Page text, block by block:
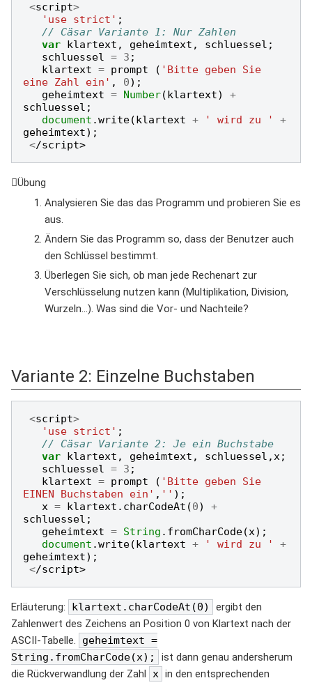
<script>
'use strict' ;
// Cäsar Variante 1: Nur Zahlen
var klartext , geheimtext , schluessel ;
schluessel = 3 ;
klartext = prompt ( 'Bitte geben Sie
eine Zahl ein' , 0);
geheimtext = Number(klartext)
+
schluessel ;
document .write(klartext + ' wird zu '
+
geheimtext);
</script>
Übung
Analysieren Sie das das Programm und probieren Sie es
aus.
Ändern Sie das Programm so, dass der Benutzer auch
den Schlüssel bestimmt.
Überlegen Sie sich, ob man jede Rechenart zur
Verschlüsselung nutzen kann (Multiplikation, Division,
Wurzeln...). Was sind die Vor- und Nachteile?
Variante 2: Einzelne Buchstaben
<script>
'use strict' ;
// Cäsar Variante 2: Je ein Buchstabe
var klartext , geheimtext , schluessel , x ;
schluessel
= 3 ;
klartext = prompt ( 'Bitte geben Sie
EINEN Buchstaben ein' , '' );
x = klartext . charCodeAt (0)
+
schluessel ;
geheimtext = String . fromCharCode(x);
document .write(klartext + ' wird zu '
+
geheimtext);
</script>
Erläuterung: klartext.charCodeAt(0)
ergibt den
Zahlenwert des Zeichens an Position 0 von Klartext nach der
ASCII-Tabelle.
geheimtext =
String.fromCharCode(x);
ist dann genau andersherum
die Rückverwandlung der Zahl
x in den entsprechenden